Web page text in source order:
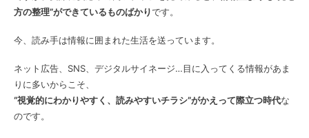
方の整理”ができているものばかりです。
今、読み手は情報に囲まれた生活を送っています。
ネット広告、SNS、デジタルサイネージ…目に入ってくる情報があま
りに多いからこそ、
“視覚的にわかりやすく、読みやすいチラシ”がかえって際立つ時代な
のです。